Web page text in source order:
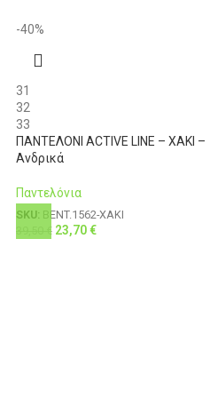
126-131
-40%
31
32
33
ΠΑΝΤΕΛΟΝΙ ACTIVE LINE – ΧΑΚΙ –
Ανδρικά
Παντελόνια
SKU: BENT.1562-ΧΑΚΙ
€ 23,70€